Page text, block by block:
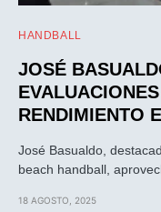
HANDBALL
JOSÉ
RENDIMIENTO
José Basualdo,
beach handball,
18 AGOSTO, 2025